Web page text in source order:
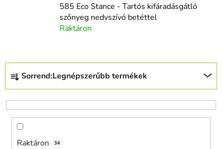
585 Eco Stance - Tartós kifáradásgátló
szőnyeg nedvszívó betéttel
Raktáron
T
r
m
Sorrend:Legnépszerűbb termékek
Raktáron 34